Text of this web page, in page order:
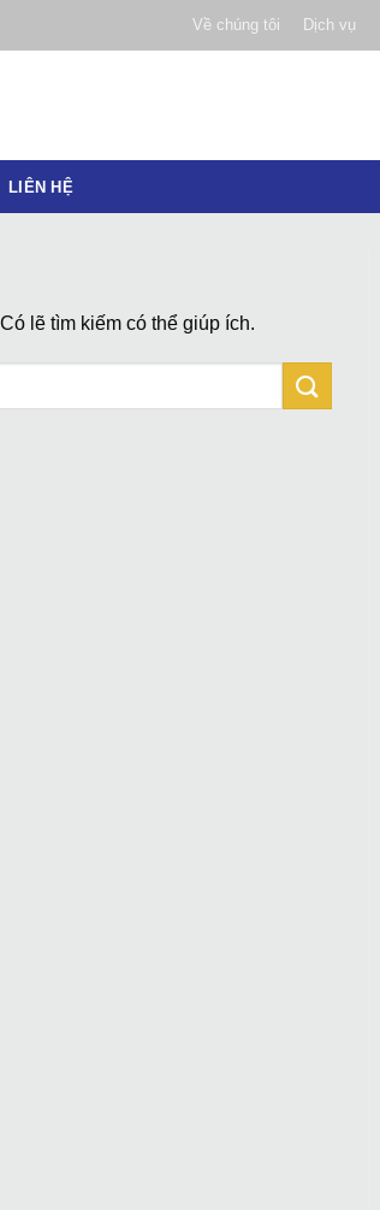
Về chúng tôi Dịch vụ
LIÊN HỆ
lẽ tìm kiếm có thể giúp ích.